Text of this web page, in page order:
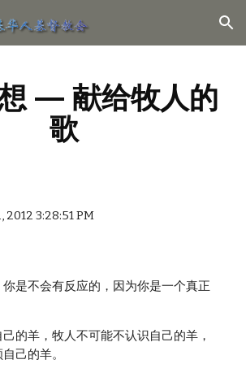
Skip to navigation
— 献给牧人的
歌
2012 3:28:51 PM
是不会有反应的，因为你是一个真正
的羊，牧人不可能不认识自己的羊，
己的羊。